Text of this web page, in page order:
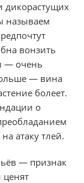
дикорастущих
называем
вонзить
— очень
— вина
болеет.
о
атаку тлей.
— признак
ценят